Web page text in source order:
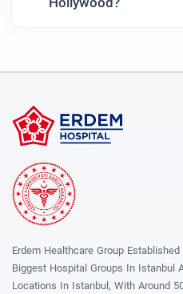
Erdem Healthcare Group
Biggest Hospital Groups In Istanbul
Locations In Istanbul, With Around